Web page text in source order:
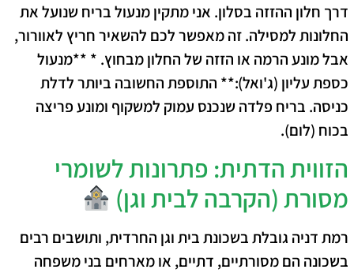
דרך חלון ההזזה בסלון. אני מתקין מנעול בריח שנועל את
החלונות למסילה. זה מאפשר לכם להשאיר חריץ לאוורור,
אבל מונע הרמה או הזזה של החלון מבחוץ. * **מנעול
כספת עליון (ג'ואל):** התוספת החשובה ביותר לדלת
כניסה. בריח פלדה שנכנס עמוק למשקוף ומונע פריצה
בכוח (לום).
הזווית הדתית: פתרונות לשומרי
מסורת (הקרבה לבית וגן)
רמת דניה גובלת בשכונת בית וגן החרדית, ותושבים רבים
בשכונה הם מסורתיים, דתיים, או מארחים בני משפחה